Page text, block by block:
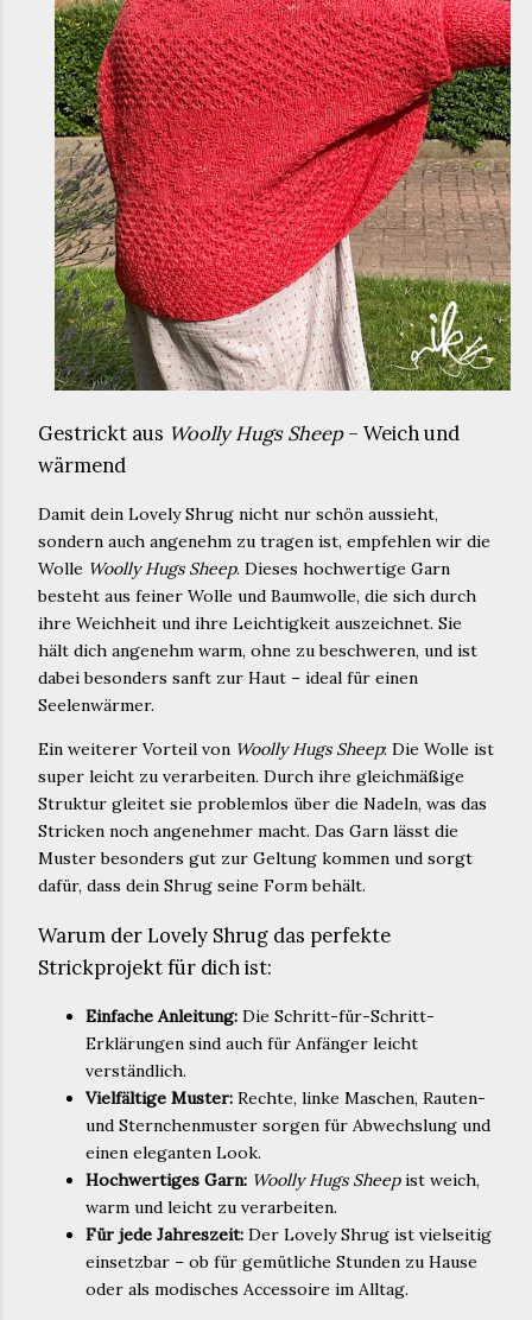
Gestrickt aus Woolly Hugs Sheep– Weich und
wärmend
Damit dein Lovely Shrug nicht nur schön aussieht,
sondern auch angenehm zu tragen ist, empfehlen wir die
Wolle Woolly Hugs Sheep. Dieses hochwertige Garn
besteht aus feiner Wolle und Baumwolle, die sich durch
ihre Weichheit und ihre Leichtigkeit auszeichnet. Sie
hält dich angenehm warm, ohne zu beschweren, und ist
dabei besonders sanft zur Haut – ideal für einen
Seelenwärmer.
Ein weiterer Vorteil von Woolly Hugs Sheep: Die Wolle ist
super leicht zu verarbeiten. Durch ihre gleichmäßige
Struktur gleitet sie problemlos über die Nadeln, was das
Stricken noch angenehmer macht. Das Garn lässt die
Muster besonders gut zur Geltung kommen und sorgt
dafür, dass dein Shrug seine Form behält.
Warum der Lovely Shrug das perfekte
Strickprojekt für dich ist:
Einfache Anleitung: Die Schritt-für-Schritt-
Erklärungen sind auch für Anfänger leicht
verständlich.
Vielfältige Muster: Rechte, linke Maschen, Rauten-
und Sternchenmuster sorgen für Abwechslung und
einen eleganten Look.
Hochwertiges Garn: Woolly Hugs Sheepist weich,
warm und leicht zu verarbeiten.
Für jede Jahreszeit: Der Lovely Shrug ist vielseitig
einsetzbar – ob für gemütliche Stunden zu Hause
oder als modisches Accessoire im Alltag.